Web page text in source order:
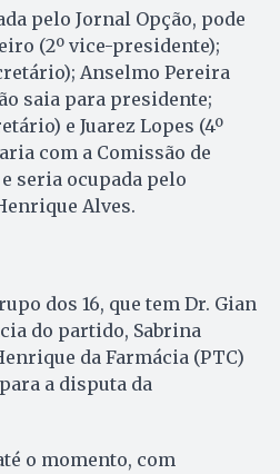
pelo Jornal Opção, pode
(2º vice-presidente);
Anselmo Pereira
saia para presidente;
e Juarez Lopes (4º
com a Comissão de
seria ocupada pelo
Alves.
dos 16, que tem Dr. Gian
do partido, Sabrina
da Farmácia (PTC)
a disputa da
o momento, com